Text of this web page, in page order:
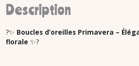
Description
?✨ Boucles d’oreilles Primavera –
florale ✨?